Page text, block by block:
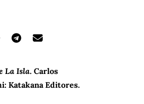
La Isla. Carlos
Katakana Editores.